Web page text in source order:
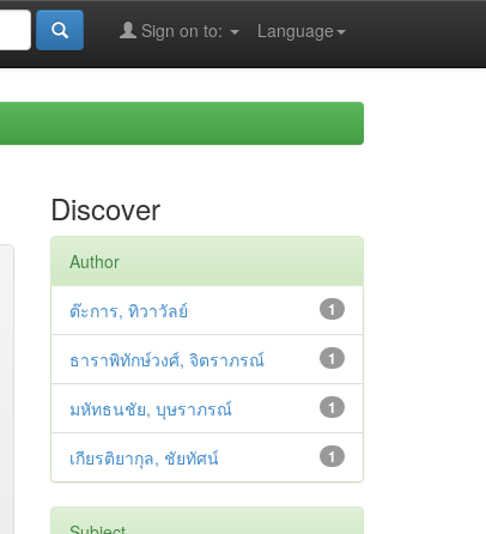
Language
Sign on to:
Discover
Author
1
ต๊ะการ, ทิวาวัลย์
1
ธาราพิทักษ์วงศ์, จิตราภรณ์
1
มหัทธนชัย, บุษราภรณ์
1
เกียรติยากุล, ชัยทัศน์